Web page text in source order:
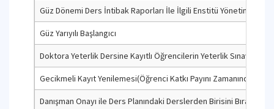
Güz Dönemi Ders İntibak Raporları İle İlgili Enstitü Yönetim
Güz Yarıyılı Başlangıcı
Doktora Yeterlik Dersine Kayıtlı Öğrencilerin Yeterlik Sınavına
Gecikmeli Kayıt Yenilemesi(Öğrenci Katkı Payını Zamanında
Danışman Onayı ile Ders Planındaki Derslerden Birisini Bırakıp